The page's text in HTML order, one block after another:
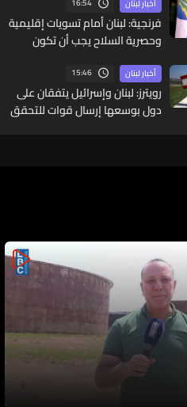
أخبار لبنان
فرنجية: لبنان أمام تسويات إقليمية
وحصرية السلاح يجب أن تكون
أخبار لبنان 15:46
رويترز: لبنان وإسرائيل يتفقان على
دول بوسعها إرسال قوات للتحقق